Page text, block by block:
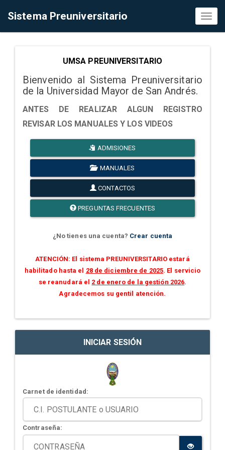
Sistema Preuniversitario
UMSA PREUNIVERSITARIO
Bienvenido al Sistema Preuniversitario
de la Universidad Mayor de San Andrés.
ANTES DE REALIZAR ALGUN REGISTRO
REVISAR LOS MANUALES Y LOS VIDEOS
ADMISIONES
MANUALES
CONTACTOS
PREGUNTAS FRECUENTES
¿No tienes una cuenta? Crear cuenta
ATENCIÓN: El sistema PREUNIVERSITARIO estará
habilitado hasta el 28 de diciembre de 2025. El servicio
se reanudará el 2 de enero de la gestión 2026.
Agradecemos su gentil atención.
INICIAR SESIÓN
Carnet de identidad:
Contraseña: